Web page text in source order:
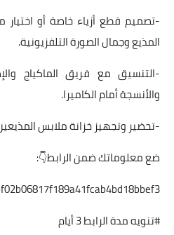
-تصميم قطع أزياء خاصة أو اختيار
المذيع وجمال الصورة التلفزيونية.
-التنسيق مع فريق الماكياج
والأنسجة أمام الكاميرا.
-تحضير وتجهيز خزانة ملابس المذيعين
ضع معلوماتك ضمن الرابط👇:
#تنويه مدة الرابط 3 أيام